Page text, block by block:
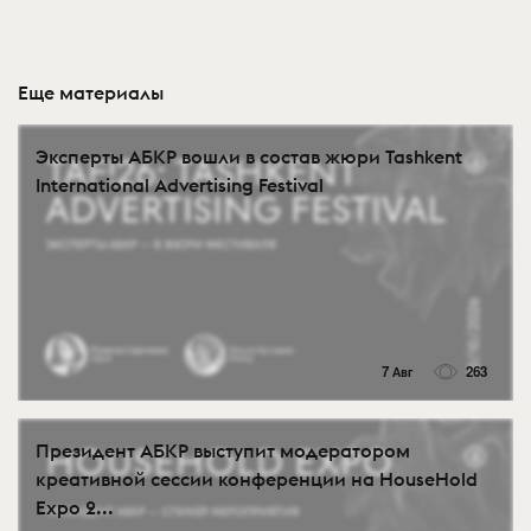
Еще материалы
Эксперты АБКР вошли в состав жюри Tashkent
International Advertising Festival
7 Авг 263
Президент АБКР выступит модератором
креативной сессии конференции на HouseHold
Expo 2...